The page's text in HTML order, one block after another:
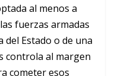
al menos a
fuerzas armadas
Estado o de una
controla al margen
cometer esos